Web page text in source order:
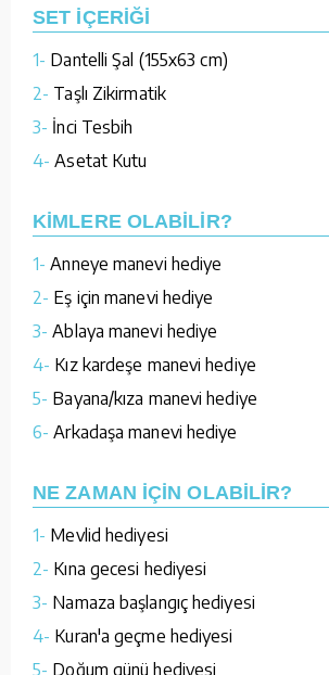
SET İÇERİĞİ
1- Dantelli Şal (155x63 cm)
2- Taşlı Zikirmatik
3- İnci Tesbih
4- Asetat Kutu
KİMLERE OLABİLİR?
1- Anneye manevi hediye
2- Eş için manevi hediye
3- Ablaya manevi hediye
4- Kız kardeşe manevi hediye
5- Bayana/kıza manevi hediye
6- Arkadaşa manevi hediye
NE ZAMAN İÇİN OLABİLİR?
1- Mevlid hediyesi
2- Kına gecesi hediyesi
3- Namaza başlangıç hediyesi
4- Kuran'a geçme hediyesi
5- Doğum günü hediyesi